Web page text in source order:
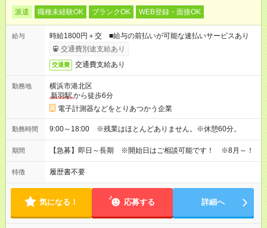
派遣 職種未経験OK ブランクOK WEB登録・面接OK
給与
時給1800円＋交 ■給与の前払いが可能な速払いサービスあり
交通費別途支給あり
交通費 交通費支給あり
勤務地
横浜市港北区
新羽駅から徒歩6分
電子計測器などをとりあつかう企業
勤務時間 9:00～18:00 ※残業はほとんどありません。※休憩60分。
期間 【急募】即日～長期 ※開始日はご相談可能です！ ※8月～！
特徴 履歴書不要
気になる！ 応募する 詳細へ